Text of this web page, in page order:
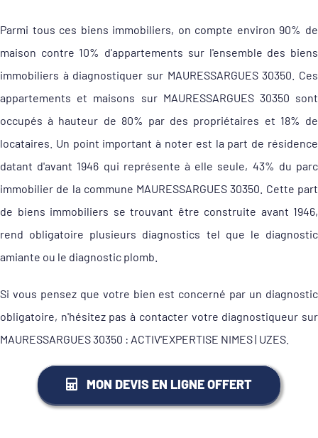
Parmi tous ces biens immobiliers, on compte environ 90% de
maison contre 10% d'appartements sur l'ensemble des biens
immobiliers à diagnostiquer sur MAURESSARGUES 30350. Ces
appartements et maisons sur MAURESSARGUES 30350 sont
occupés à hauteur de 80% par des propriétaires et 18% de
locataires. Un point important à noter est la part de résidence
datant d'avant 1946 qui représente à elle seule, 43% du parc
immobilier de la commune MAURESSARGUES 30350. Cette part
de biens immobiliers se trouvant être construite avant 1946,
rend obligatoire plusieurs diagnostics tel que le diagnostic
amiante ou le diagnostic plomb.
Si vous pensez que votre bien est concerné par un diagnostic
obligatoire, n'hésitez pas à contacter votre diagnostiqueur sur
MAURESSARGUES 30350 : ACTIV'EXPERTISE NIMES | UZES.
MON DEVIS EN LIGNE OFFERT